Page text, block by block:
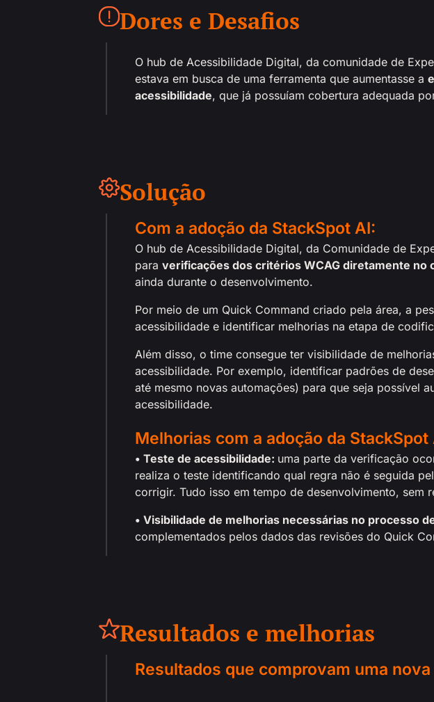
Dores e Desafios
O hub de Acessibilidade Digital, da comunidade de
estava em busca de uma ferramenta que aumentasse a
acessibilidade, que já possuíam cobertura adequada
Solução
Com a adoção da StackSpot AI:
O hub de Acessibilidade Digital, da Comunidade de
para verificações dos critérios WCAG diretamente no
ainda durante o desenvolvimento.
Por meio de um Quick Command criado pela área, a
acessibilidade e identificar melhorias na etapa de
Além disso, o time consegue ter visibilidade de
acessibilidade. Por exemplo, identificar padrões de
até mesmo novas automações) para que seja possível
acessibilidade.
Melhorias com a adoção da StackSpot
• Teste de acessibilidade: uma parte da verificação
realiza o teste identificando qual regra não é seguida
corrigir. Tudo isso em tempo de desenvolvimento,
• Visibilidade de melhorias necessárias no processo
complementados pelos dados das revisões do Quick
Resultados e melhorias
Resultados que comprovam uma